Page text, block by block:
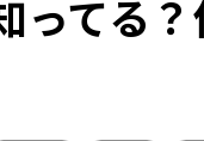
ってる